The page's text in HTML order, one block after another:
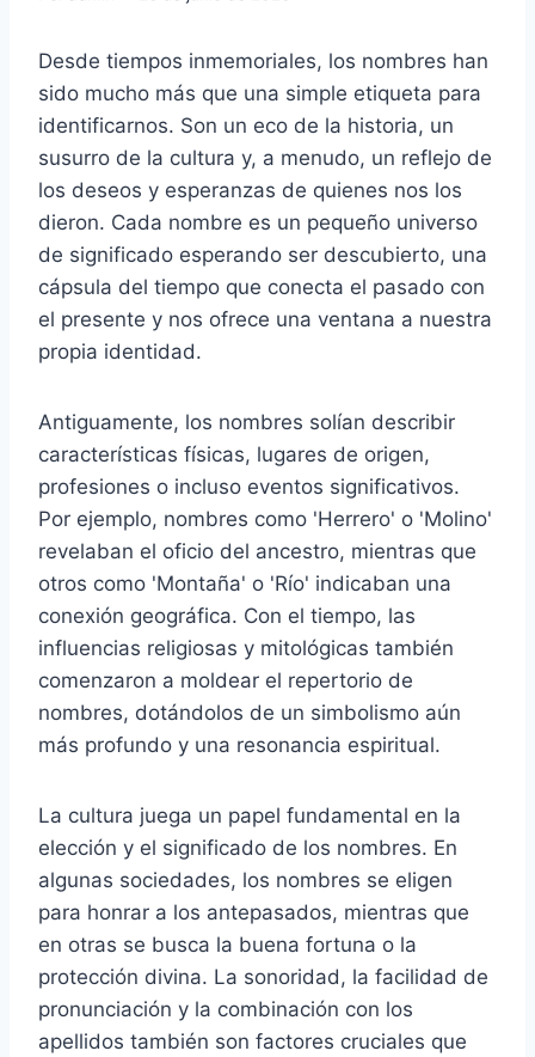
Desde tiempos inmemoriales, los nombres han
sido mucho más que una simple etiqueta para
identificarnos. Son un eco de la historia, un
susurro de la cultura y, a menudo, un reflejo de
los deseos y esperanzas de quienes nos los
dieron. Cada nombre es un pequeño universo
de significado esperando ser descubierto, una
cápsula del tiempo que conecta el pasado con
el presente y nos ofrece una ventana a nuestra
propia identidad.
Antiguamente, los nombres solían describir
características físicas, lugares de origen,
profesiones o incluso eventos significativos.
Por ejemplo, nombres como 'Herrero' o 'Molino'
revelaban el oficio del ancestro, mientras que
otros como 'Montaña' o 'Río' indicaban una
conexión geográfica. Con el tiempo, las
influencias religiosas y mitológicas también
comenzaron a moldear el repertorio de
nombres, dotándolos de un simbolismo aún
más profundo y una resonancia espiritual.
La cultura juega un papel fundamental en la
elección y el significado de los nombres. En
algunas sociedades, los nombres se eligen
para honrar a los antepasados, mientras que
en otras se busca la buena fortuna o la
protección divina. La sonoridad, la facilidad de
pronunciación y la combinación con los
apellidos también son factores cruciales que